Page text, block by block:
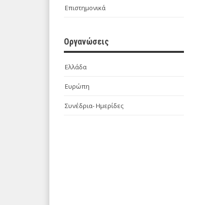
Επιστημονικά
Οργανώσεις
Ελλάδα
Ευρώπη
Συνέδρια- Ημερίδες